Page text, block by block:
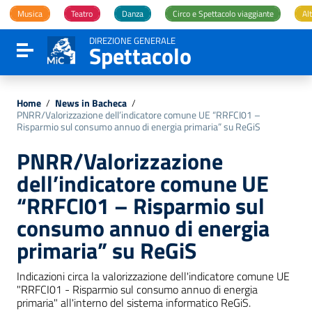
Vai ai contenuti
Vai al menu di navigazione
Vai al footer
Musica Teatro Danza Circo e Spettacolo viaggiante
Attiva / disattiva la navigazione
DIREZIONE GENERALE
Spettacolo
Home / News in Bacheca /
PNRR/Valorizzazione dell’indicatore comune UE “RRFCI01 –
Risparmio sul consumo annuo di energia primaria” su ReGiS
PNRR/Valorizzazione
dell’indicatore comune UE
“RRFCI01 – Risparmio sul
consumo annuo di energia
primaria” su ReGiS
Indicazioni circa la valorizzazione dell'indicatore comune UE
"RRFCI01 - Risparmio sul consumo annuo di energia
primaria" all'interno del sistema informatico ReGiS.